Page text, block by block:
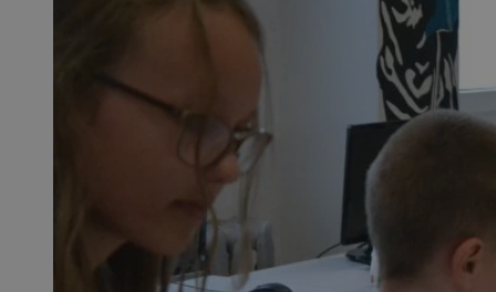
INGRESSCOOKIE
euds